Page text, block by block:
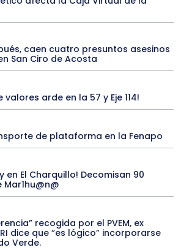
caen cuatro presuntos asesinos
San Ciro de Acosta
valores arde en la 57 y Eje 114!
de plataforma en la Fenapo
en El Charquillo! Decomisan 90
recogida por el PVEM, ex
dice que “es lógico” incorporarse
Verde.